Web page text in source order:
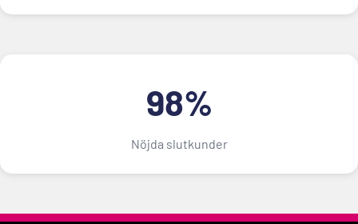
98%
Nöjda slutkunder